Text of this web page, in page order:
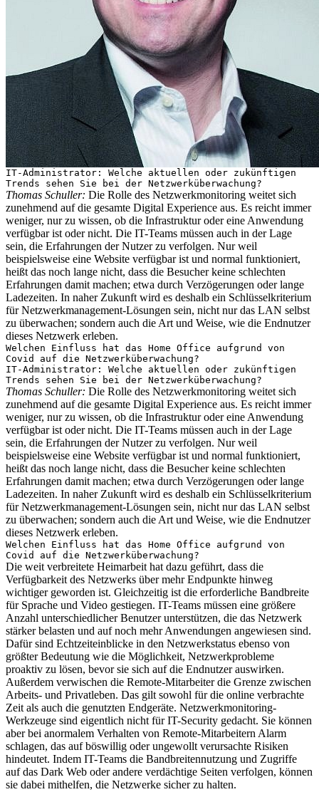
IT-Administrator: Welche aktuellen oder zukünftigen
Trends sehen Sie bei der Netzwerküberwachung?
Thomas Schuller: Die Rolle des Netzwerkmonitoring weitet sich
zunehmend auf die gesamte Digital Experience aus. Es reicht immer
weniger, nur zu wissen, ob die Infrastruktur oder eine Anwendung
verfügbar ist oder nicht. Die IT-Teams müssen auch in der Lage
sein, die Erfahrungen der Nutzer zu verfolgen. Nur weil
beispielsweise eine Website verfügbar ist und normal funktioniert,
heißt das noch lange nicht, dass die Besucher keine schlechten
Erfahrungen damit machen; etwa durch Verzögerungen oder lange
Ladezeiten. In naher Zukunft wird es deshalb ein Schlüsselkriterium
für Netzwerkmanagement-Lösungen sein, nicht nur das LAN selbst
zu überwachen; sondern auch die Art und Weise, wie die Endnutzer
dieses Netzwerk erleben.
Welchen Einfluss hat das Home Office aufgrund von
Covid auf die Netzwerküberwachung?
IT-Administrator: Welche aktuellen oder zukünftigen
Trends sehen Sie bei der Netzwerküberwachung?
Thomas Schuller: Die Rolle des Netzwerkmonitoring weitet sich
zunehmend auf die gesamte Digital Experience aus. Es reicht immer
weniger, nur zu wissen, ob die Infrastruktur oder eine Anwendung
verfügbar ist oder nicht. Die IT-Teams müssen auch in der Lage
sein, die Erfahrungen der Nutzer zu verfolgen. Nur weil
beispielsweise eine Website verfügbar ist und normal funktioniert,
heißt das noch lange nicht, dass die Besucher keine schlechten
Erfahrungen damit machen; etwa durch Verzögerungen oder lange
Ladezeiten. In naher Zukunft wird es deshalb ein Schlüsselkriterium
für Netzwerkmanagement-Lösungen sein, nicht nur das LAN selbst
zu überwachen; sondern auch die Art und Weise, wie die Endnutzer
dieses Netzwerk erleben.
Welchen Einfluss hat das Home Office aufgrund von
Covid auf die Netzwerküberwachung?
Die weit verbreitete Heimarbeit hat dazu geführt, dass die
Verfügbarkeit des Netzwerks über mehr Endpunkte hinweg
wichtiger geworden ist. Gleichzeitig ist die erforderliche Bandbreite
für Sprache und Video gestiegen. IT-Teams müssen eine größere
Anzahl unterschiedlicher Benutzer unterstützen, die das Netzwerk
stärker belasten und auf noch mehr Anwendungen angewiesen sind.
Dafür sind Echtzeiteinblicke in den Netzwerkstatus ebenso von
größter Bedeutung wie die Möglichkeit, Netzwerkprobleme
proaktiv zu lösen, bevor sie sich auf die Endnutzer auswirken.
Außerdem verwischen die Remote-Mitarbeiter die Grenze zwischen
Arbeits- und Privatleben. Das gilt sowohl für die online verbrachte
Zeit als auch die genutzten Endgeräte. Netzwerkmonitoring-
Werkzeuge sind eigentlich nicht für IT-Security gedacht. Sie können
aber bei anormalem Verhalten von Remote-Mitarbeitern Alarm
schlagen, das auf böswillig oder ungewollt verursachte Risiken
hindeutet. Indem IT-Teams die Bandbreitennutzung und Zugriffe
auf das Dark Web oder andere verdächtige Seiten verfolgen, können
sie dabei mithelfen, die Netzwerke sicher zu halten.